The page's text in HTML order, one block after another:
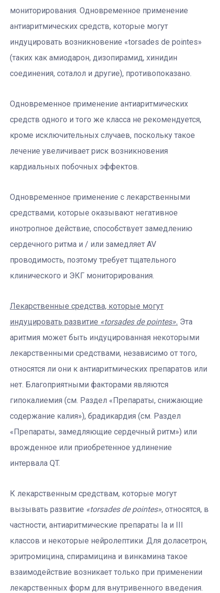
мониторирования. Одновременное применение
антиаритмических средств, которые могут
индуцировать возникновение «torsades de pointes»
(таких как амиодарон, дизопирамид, хинидин
соединения, соталол и другие), противопоказано.
Одновременное применение антиаритмических
средств одного и того же класса не рекомендуется,
кроме исключительных случаев, поскольку такое
лечение увеличивает риск возникновения
кардиальных побочных эффектов.
Одновременное применение с лекарственными
средствами, которые оказывают негативное
инотропное действие, способствует замедлению
сердечного ритма и / или замедляет AV
проводимость, поэтому требует тщательного
клинического и ЭКГ мониторирования.
Лекарственные средства, которые могут
индуцировать развитие «torsades de pointes». Эта
аритмия может быть индуцированная некоторыми
лекарственными средствами, независимо от того,
относятся ли они к антиаритмических препаратов или
нет. Благоприятными факторами являются
гипокалиемия (см. Раздел «Препараты, снижающие
содержание калия»), брадикардия (см. Раздел
«Препараты, замедляющие сердечный ритм») или
врожденное или приобретенное удлинение
интервала QT.
К лекарственным средствам, которые могут
вызывать развитие «torsades de pointes», относятся, в
частности, антиаритмические препараты Ia и III
классов и некоторые нейролептики. Для доласетрон,
эритромицина, спирамицина и винкамина такое
взаимодействие возникает только при применении
лекарственных форм для внутривенного введения.